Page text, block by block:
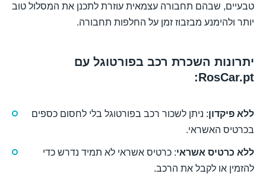
טבעיים, שבהם תחבורה עצמאית עוזרת לתכנן את המסלול טוב
יותר ולהימנע מבזבוז זמן על החלפות תחבורה.
יתרונות השכרת רכב בפורטוגל עם
RosCar.pt:
ללא פיקדון: ניתן לשכור רכב בפורטוגל בלי לחסום כספים
בכרטיס האשראי.
ללא כרטיס אשראי: כרטיס אשראי לא תמיד נדרש כדי
להזמין או לקבל את הרכב.